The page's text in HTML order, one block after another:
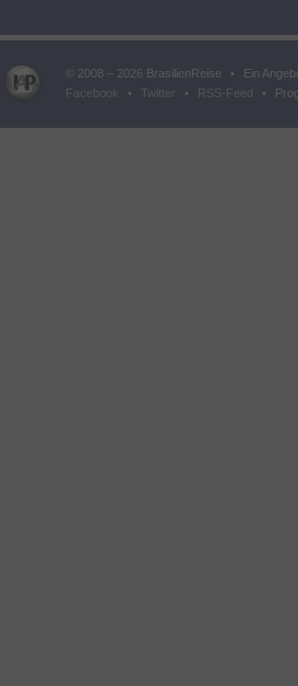
© 2008 – 2026 BrasilienReise •
Ein
Facebook
• Twitter • RSS-Feed •